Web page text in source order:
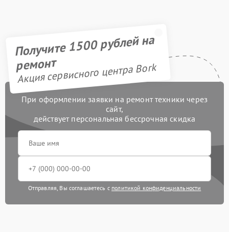
Получите 1500 рублей на
ремонт
Акция сервисного центра Bork
При оформлении заявки на ремонт техники через
сайт,
действует персональная бессрочная скидка
Отправляя, Вы соглашаетесь с политикой конфиденциальности